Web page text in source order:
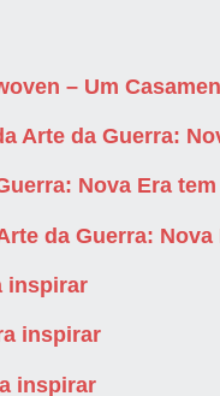
– Um
Arte da Guerra:
Nova Era
da Guerra: Nova
inspirar
inspirar
inspirar